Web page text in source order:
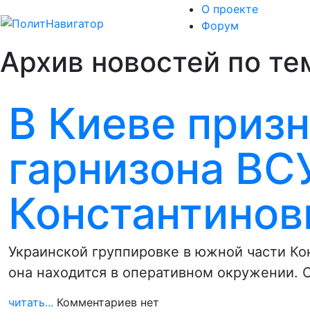
О проекте
Форум
Архив новостей по
В Киеве
гарнизона
Украинской группировке в южной части
она находится в оперативном окружении.
читать... Комментариев нет